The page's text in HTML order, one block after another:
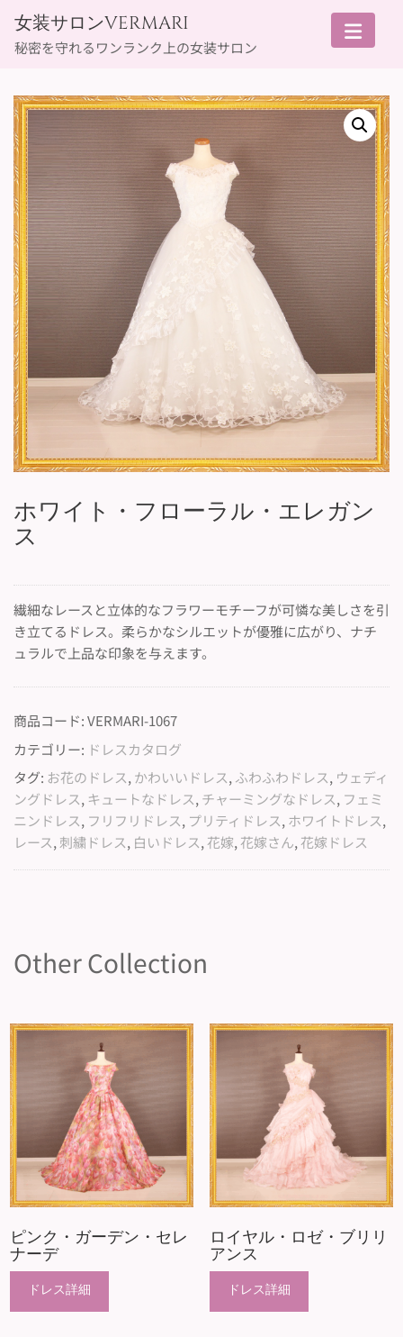
content
女装サロンVERMARI
秘密を守れるワンランク上の女装サロン
ホワイト・フローラル・エレガン
ス
繊細なレースと立体的なフラワーモチーフが可憐な美しさを引
き立てるドレス。柔らかなシルエットが優雅に広がり、ナチ
ュラルで上品な印象を与えます。
商品コード:VERMARI-1067
カテゴリー: ドレスカタログ
タグ: お花のドレス, かわいいドレス, ふわふわドレス, ウェディ
ングドレス, キュートなドレス, チャーミングなドレス, フェミ
ニンドレス, フリフリドレス, プリティドレス, ホワイトドレス,
レース, 刺繍ドレス, 白いドレス, 花嫁, 花嫁さん, 花嫁ドレス
ピンク・ガーデン・セレ
ナーデ
ロイヤル・ロゼ・ブリリ
アンス